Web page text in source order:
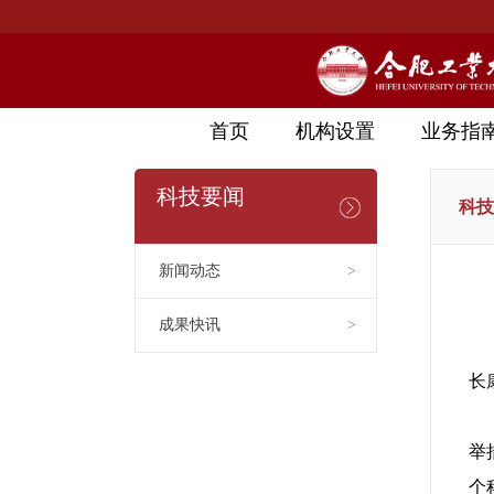
首页 机构设置 业务指
科技要闻
新闻动态 >
成果快讯 >
科
长
举
个